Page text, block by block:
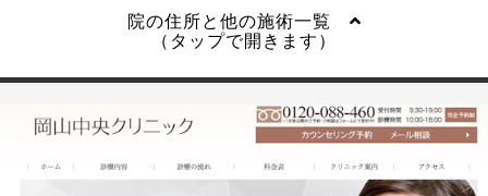
院の住所と他の施術一覧
（タップで開きます）